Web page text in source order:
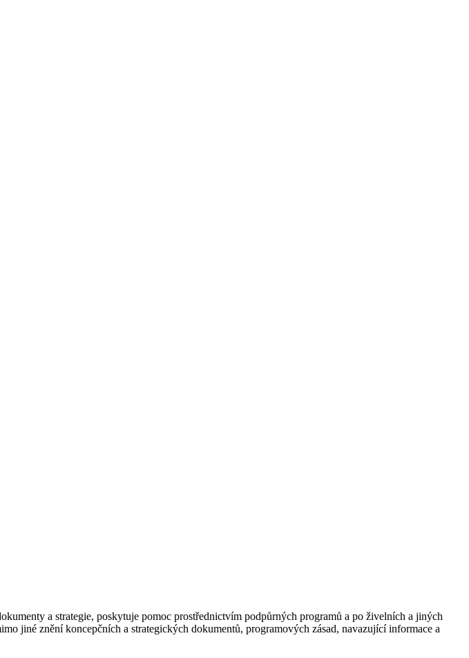
a strategie, poskytuje pomoc prostřednictvím podpůrných programů a po živelních a jiných
jiné znění koncepčních a strategických dokumentů, programových zásad, navazující informace a